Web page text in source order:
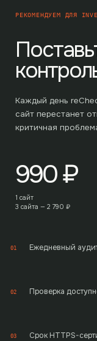
РЕКОМЕНДУЕМ ДЛЯ
Каждый день
сайт перестанет
критичная
990₽
1 сайт
3 сайта — 2 790 ₽
01 Ежедневный
02 Проверка
03 Срок HTTPS-